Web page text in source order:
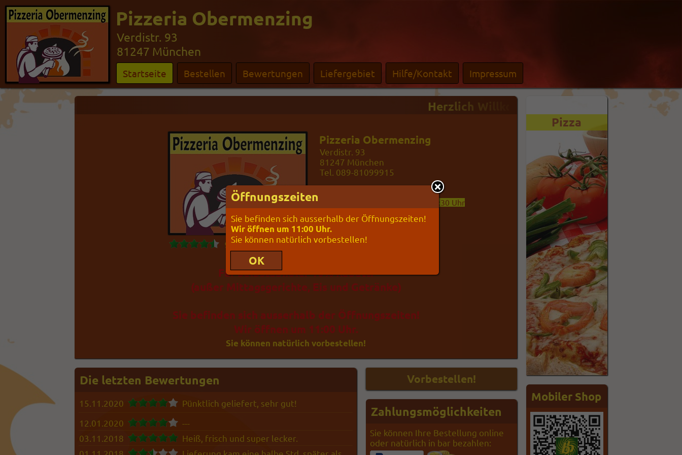
Öffnungszeiten
Sie befinden sich ausserhalb der Öffnungszeiten!
Wir öffnen um 11:00 Uhr.
Sie können natürlich vorbestellen!
Pizzeria Obermenzing
Verdistr. 93
81247 München
Startseite Bestellen Bewertungen Liefergebiet Hilfe/Kontakt Impressum
Pizza
Mobiler Shop
Herzlich Willkommen in unserem
90.00% 31Bewertungen
Pizzeria Obermenzing
Verdistr. 93
81247 München
Tel. 089-81099915
22:30 Uhr
Sa:
12:00-22:30 Uhr
So:
11:00-22:30 Uhr
Mittagsmenüzeiten
Mo-Fr:11:00-
Für Selbstabholer 10% Rabatt!
(außer Mittagsgerichte, Eis und Getränke)
Sie befinden sich ausserhalb der Öffnungszeiten!
Wir öffnen um 11:00 Uhr.
Sie können natürlich vorbestellen!
Die letzten Bewertungen
15.11.2020
Pünktlich geliefert, sehr gut!
12.01.2020
---
03.11.2018
Heiß, frisch und super lecker.
Zahlungsmöglichkeiten
Sie können Ihre Bestellung online
oder natürlich in bar bezahlen: